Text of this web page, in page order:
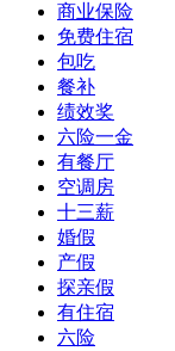
商业保险
免费住宿
包吃
餐补
绩效奖
六险一金
有餐厅
空调房
十三薪
婚假
产假
探亲假
有住宿
六险